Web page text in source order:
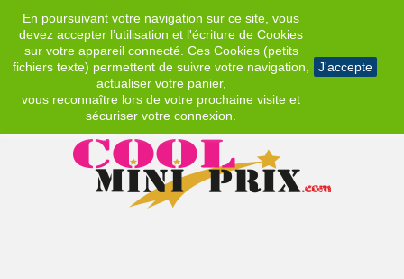
En poursuivant votre navigation sur ce site, vous
devez accepter l’utilisation et l'écriture de Cookies
sur votre appareil connecté. Ces Cookies (petits
fichiers texte) permettent de suivre votre navigation,
actualiser votre panier,
vous reconnaître lors de votre prochaine visite et
sécuriser votre connexion.
J'accepte
EUR